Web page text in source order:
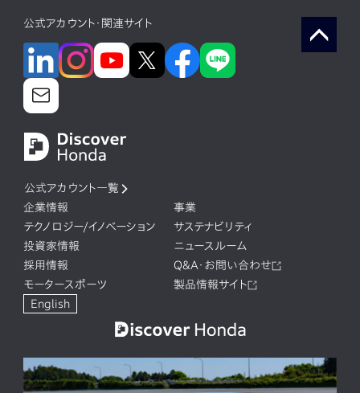
公式アカウント・関連サイト
公式アカウント一覧
企業情報
事業
テクノロジー/イノベーション
サステナビリティ
投資家情報
ニュースルーム
採用情報
Q&A・お問い合わせ
モータースポーツ
製品情報サイト
English